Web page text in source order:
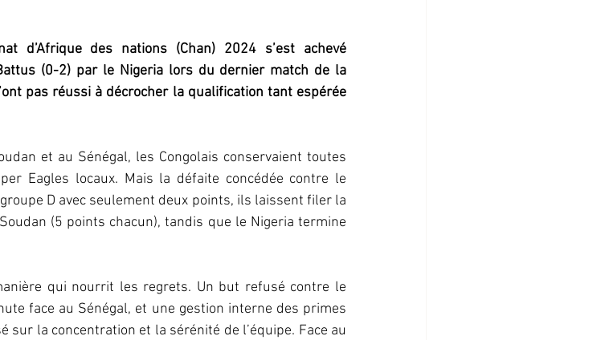
d’Afrique des nations (Chan) 2024 s’est achevé
(0-2) par le Nigeria lors du dernier match de la
pas réussi à décrocher la qualification tant espérée
et au Sénégal, les Congolais conservaient toutes
Eagles locaux. Mais la défaite concédée contre le
D avec seulement deux points, ils laissent filer la
(5 points chacun), tandis que le Nigeria termine
qui nourrit les regrets. Un but refusé contre le
face au Sénégal, et une gestion interne des primes
sur la concentration et la sérénité de l’équipe. Face au